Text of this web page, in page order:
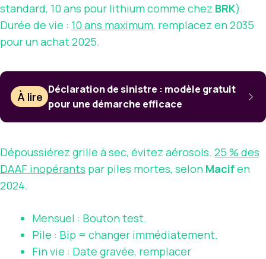
standard, 10 ans pour lithium comme chez BRK).
Durée de vie : 10 ans maximum, remplacez en 2035
pour un achat 2025.
À lire
Déclaration de sinistre : modèle gratuit
pour une démarche efficace
Dépoussiérez grille à sec, évitez aérosols. 25 % des
DAAF inopérants par piles mortes, selon Macifen
2024.
Mensuel : Bouton test.
Pile : Bip = changer immédiatement.
Fin vie : Date gravée, remplacer